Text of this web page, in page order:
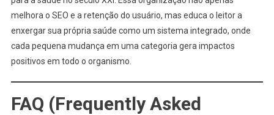
melhora o SEO e a retenção do usuário, mas educa o leitor a
enxergar sua própria saúde como um sistema integrado, onde
cada pequena mudança em uma categoria gera impactos
positivos em todo o organismo.
FAQ (Frequently Asked